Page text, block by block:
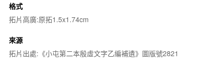
格式
拓片高廣:原拓1.5x1.74cm
來源
拓片出處:《小屯第二本殷虛文字乙編補遺》圖版號2821